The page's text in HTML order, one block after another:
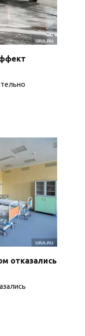
отказались